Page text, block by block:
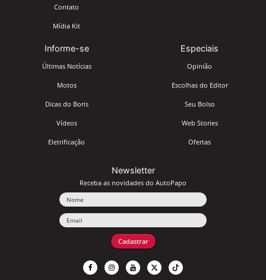
Contato
Mídia Kit
Informe-se
Últimas Notícias
Motos
Dicas do Boris
Vídeos
Eletrificação
Especiais
Opinião
Escolhas do Editor
Seu Bolso
Web Stories
Ofertas
Newsletter
Receba as novidades do AutoPapo
Cadastrar